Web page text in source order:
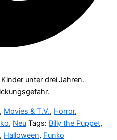
unter drei Jahren.
, Movies & T.V., Horror,
, Neu Tags: Billy the Puppet,
, Halloween, Funko